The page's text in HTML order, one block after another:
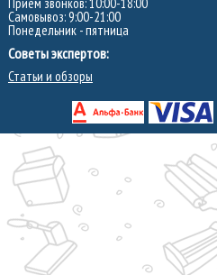
Прием звонков: 10:00-18:00
Самовывоз: 9:00-21:00
Понедельник - пятница
Советы экспертов:
Статьи и обзоры